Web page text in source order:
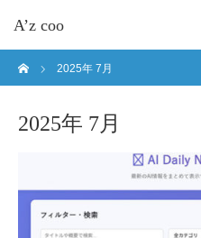
A’z coo
2025年 7月
2025年 7月